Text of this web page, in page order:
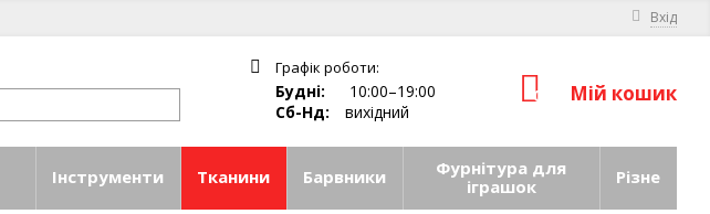
Вхід
Графік роботи:
Будні:
10:00–19:00
Сб-Нд:
вихідний
0 Мій кошик
Інструменти Тканини Барвники
Фурнітура для
іграшок
Різне